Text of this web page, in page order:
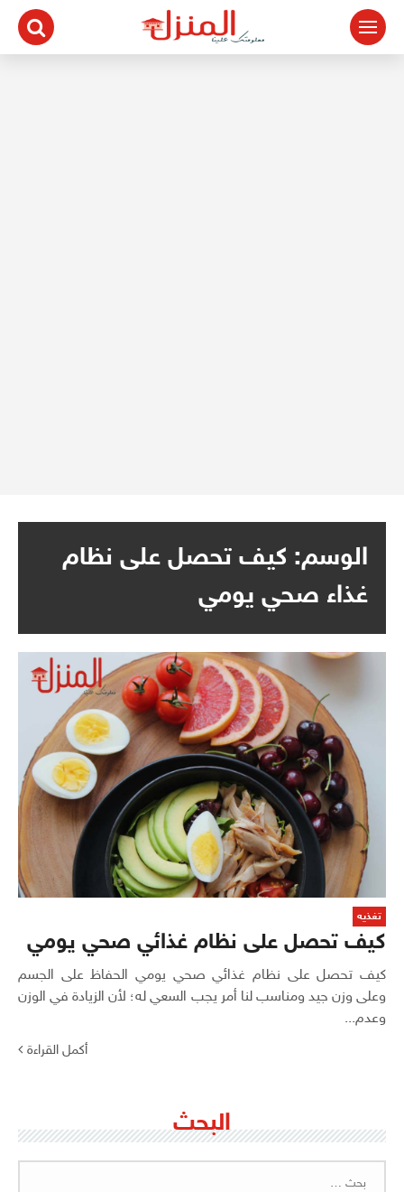
التجاوز
المحتوى
الوسم: كيف تحصل على نظام
غذاء صحي يومي
تغذيه
كيف تحصل على نظام غذائي صحي يومي
كيف تحصل على نظام غذائي صحي يومي الحفاظ على الجسم
وعلى وزن جيد ومناسب لنا أمر يجب السعي له؛ لأن الزيادة في الوزن
وعدم...
أكمل القراءة
البحث